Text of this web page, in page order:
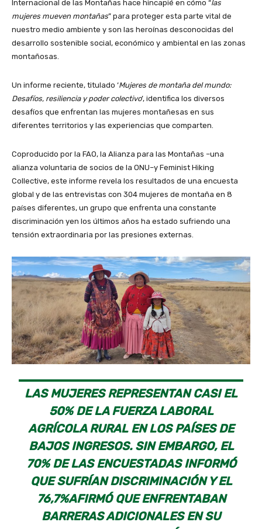
Internacional de las Montañas hace hincapié en cómo “las
mujeres mueven montañas” para proteger esta parte vital de
nuestro medio ambiente y son las heroínas desconocidas del
desarrollo sostenible social, económico y ambiental en las zonas
montañosas.
Un informe reciente, titulado ‘Mujeres de montaña del mundo:
Desafíos, resiliencia y poder colectivo’, identifica los diversos
desafíos que enfrentan las mujeres montañesas en sus
diferentes territorios y las experiencias que comparten.
Coproducido por la FAO, la Alianza para las Montañas –una
alianza voluntaria de socios de la ONU–y Feminist Hiking
Collective, este informe revela los resultados de una encuesta
global y de las entrevistas con 304 mujeres de montaña en 8
países diferentes, un grupo que enfrenta una constante
discriminación yen los últimos años ha estado sufriendo una
tensión extraordinaria por las presiones externas.
LAS MUJERES REPRESENTAN CASI EL
50% DE LA FUERZA LABORAL
AGRÍCOLA RURAL EN LOS PAÍSES DE
BAJOS INGRESOS. SIN EMBARGO, EL
70% DE LAS ENCUESTADAS INFORMÓ
QUE SUFRÍAN DISCRIMINACIÓN Y EL
76,7%AFIRMÓ QUE ENFRENTABAN
BARRERAS ADICIONALES EN SU